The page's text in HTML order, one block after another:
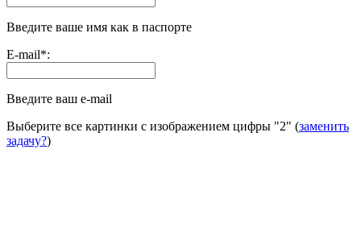
Введите ваше имя как в паспорте
E-mail*:
Введите ваш e-mail
Выберите все картинки с изображением цифры "2" (заменить
задачу?)